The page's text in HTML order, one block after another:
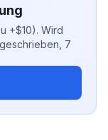
+$10). Wird
7